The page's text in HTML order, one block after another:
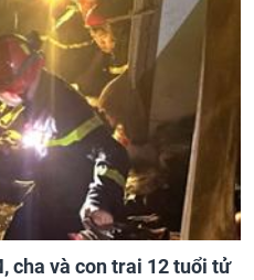
cha và con trai 12 tuổi tử